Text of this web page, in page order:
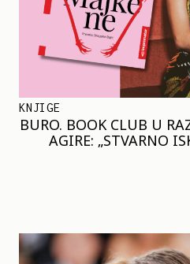
KNJIGE
BURO. BOOK CLUB U
AGIRE: „STVARNO